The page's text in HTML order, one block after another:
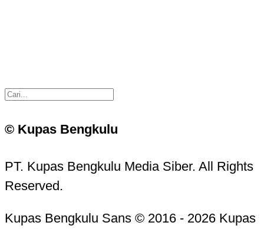
© Kupas Bengkulu
PT. Kupas Bengkulu Media Siber. All Rights
Reserved.
Kupas Bengkulu Sans © 2016 - 2026 Kupas